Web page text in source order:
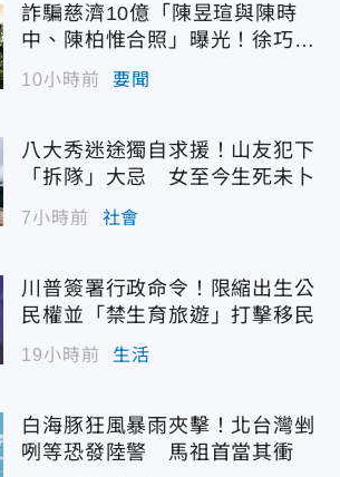
詐騙慈濟10億「陳昱瑄與陳時
中、陳柏惟合照」曝光！徐巧芯
震撼出手
10小時前 要聞
八大秀迷途獨自求援！山友犯下
「拆隊」大忌 女至今生死未卜
7小時前 社會
川普簽署行政命令！限縮出生公
民權並「禁生育旅遊」打擊移民
19小時前 生活
白海豚狂風暴雨夾擊！北台灣剉
咧等恐發陸警 馬祖首當其衝